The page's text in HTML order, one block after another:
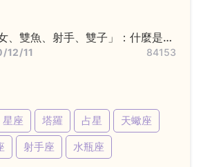
、雙魚、射手、雙子」：什麼是變
，他們又該怎麼追？
12/11 84153
星座 塔羅 占星
天蠍座
射手座 水瓶座